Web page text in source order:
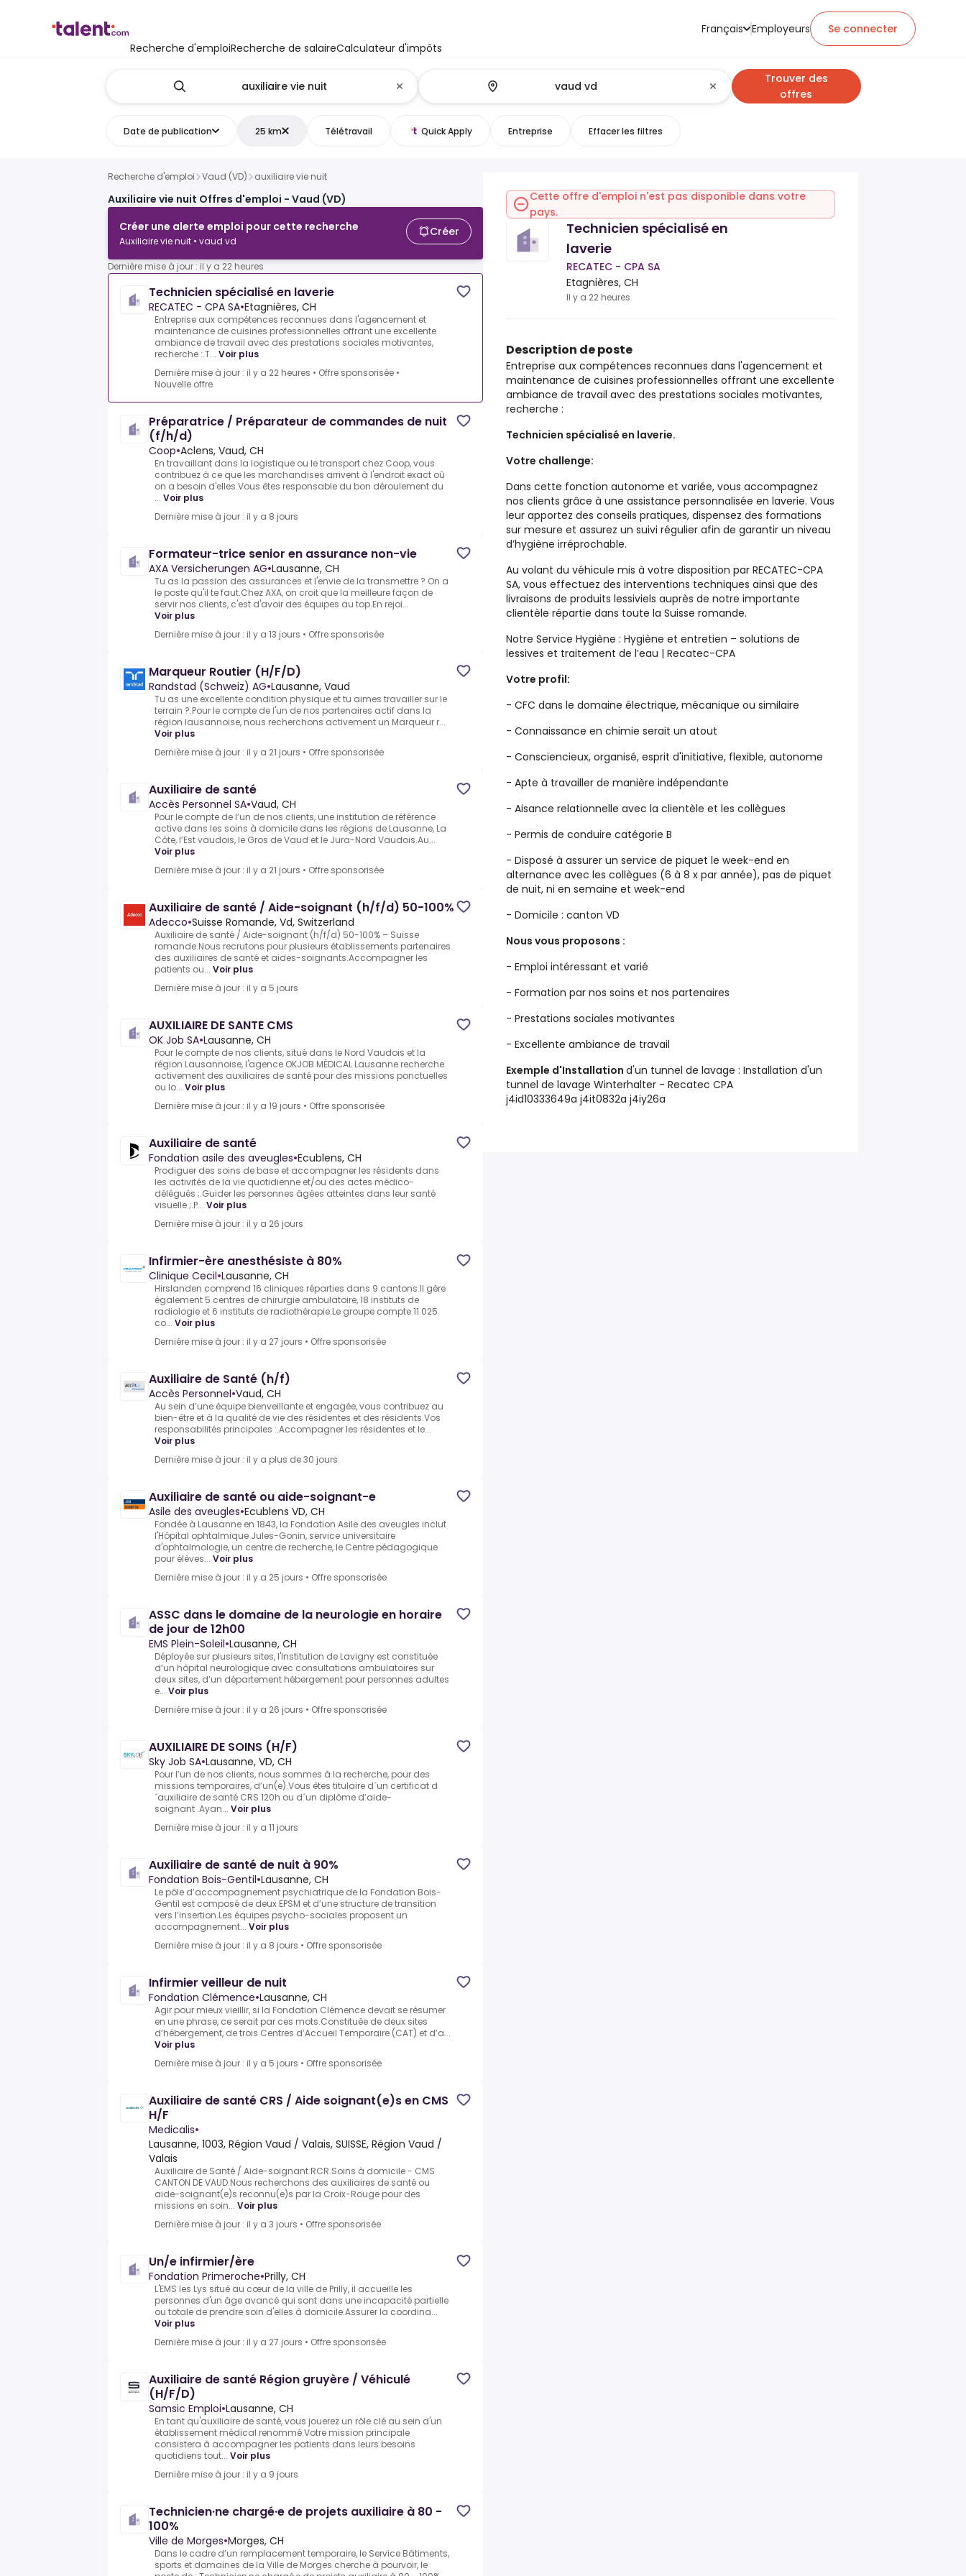
Recherche d'emploiRecherche de salaireCalculateur d'impôts
Français Employeurs Se connecter
Trouver des
offres
Date de publication 25 km Télétravail Quick Apply Entreprise Effacer les filtres
Recherche d'emploi Vaud (VD) auxiliaire vie nuit
Auxiliaire vie nuit Offres d'emploi - Vaud (VD)
Créer une alerte emploi pour cette recherche
Auxiliaire vie nuit • vaud vd
Créer
Dernière mise à jour : il y a 22 heures
Technicien spécialisé en laverie
RECATEC - CPA SA•Etagnières, CH
Entreprise aux compétences reconnues dans l'agencement et
maintenance de cuisines professionnelles offrant une excellente
ambiance de travail avec des prestations sociales motivantes,
recherche :.T... Voir plus
Dernière mise à jour : il y a 22 heures • Offre sponsorisée •
Nouvelle offre
Préparatrice / Préparateur de commandes de nuit
(f/h/d)
Coop•Aclens, Vaud, CH
En travaillant dans la logistique ou le transport chez Coop, vous
contribuez à ce que les marchandises arrivent à l'endroit exact où
on a besoin d'elles.Vous êtes responsable du bon déroulement du
... Voir plus
Dernière mise à jour : il y a 8 jours
Formateur-trice senior en assurance non-vie
AXA Versicherungen AG•Lausanne, CH
Tu as la passion des assurances et l'envie de la transmettre ? On a
le poste qu'il te faut.Chez AXA, on croit que la meilleure façon de
servir nos clients, c'est d'avoir des équipes au top.En rejoi...
Voir plus
Dernière mise à jour : il y a 13 jours • Offre sponsorisée
Marqueur Routier (H/F/D)
Randstad (Schweiz) AG•Lausanne, Vaud
Tu as une excellente condition physique et tu aimes travailler sur le
terrain ?.Pour le compte de l'un de nos partenaires actif dans la
région lausannoise, nous recherchons activement un Marqueur r...
Voir plus
Dernière mise à jour : il y a 21 jours • Offre sponsorisée
Auxiliaire de santé
Accès Personnel SA•Vaud, CH
Pour le compte de l’un de nos clients, une institution de référence
active dans les soins à domicile dans les régions de.Lausanne, La
Côte, l’Est vaudois, le Gros de Vaud et le Jura-Nord Vaudois.Au...
Voir plus
Dernière mise à jour : il y a 21 jours • Offre sponsorisée
Auxiliaire de santé / Aide-soignant (h/f/d) 50-100%
Adecco•Suisse Romande, Vd, Switzerland
Auxiliaire de santé / Aide-soignant (h/f/d) 50-100% – Suisse
romande.Nous recrutons pour plusieurs établissements partenaires
des auxiliaires de santé et aides-soignants.Accompagner les
patients ou... Voir plus
Dernière mise à jour : il y a 5 jours
AUXILIAIRE DE SANTE CMS
OK Job SA•Lausanne, CH
Pour le compte de nos clients, situé dans le Nord Vaudois et la
région Lausannoise, l'agence OKJOB MÉDICAL Lausanne recherche
activement des auxiliaires de santé pour des missions ponctuelles
ou lo... Voir plus
Dernière mise à jour : il y a 19 jours • Offre sponsorisée
Auxiliaire de santé
Fondation asile des aveugles•Ecublens, CH
Prodiguer des soins de base et accompagner les résidents dans
les activités de la vie quotidienne et/ou des actes médico-
délégués ;.Guider les personnes âgées atteintes dans leur santé
visuelle ;.P... Voir plus
Dernière mise à jour : il y a 26 jours
Infirmier-ère anesthésiste à 80%
Clinique Cecil•Lausanne, CH
Hirslanden comprend 16 cliniques réparties dans 9 cantons.Il gère
également 5 centres de chirurgie ambulatoire, 18 instituts de
radiologie et 6 instituts de radiothérapie.Le groupe compte 11 025
co... Voir plus
Dernière mise à jour : il y a 27 jours • Offre sponsorisée
Auxiliaire de Santé (h/f)
Accès Personnel•Vaud, CH
Au sein d’une équipe bienveillante et engagée, vous contribuez au
bien-être et à la qualité de vie des résidentes et des résidents.Vos
responsabilités principales :.Accompagner les résidentes et le...
Voir plus
Dernière mise à jour : il y a plus de 30 jours
Auxiliaire de santé ou aide-soignant-e
Asile des aveugles•Ecublens VD, CH
Fondée à Lausanne en 1843, la Fondation Asile des aveugles inclut
l'Hôpital ophtalmique Jules-Gonin, service universitaire
d'ophtalmologie, un centre de recherche, le Centre pédagogique
pour élèves... Voir plus
Dernière mise à jour : il y a 25 jours • Offre sponsorisée
ASSC dans le domaine de la neurologie en horaire
de jour de 12h00
EMS Plein-Soleil•Lausanne, CH
Déployée sur plusieurs sites, l'Institution de Lavigny est constituée
d’un hôpital neurologique avec consultations ambulatoires sur
deux sites, d’un département hébergement pour personnes adultes
e... Voir plus
Dernière mise à jour : il y a 26 jours • Offre sponsorisée
AUXILIAIRE DE SOINS (H/F)
Sky Job SA•Lausanne, VD, CH
Pour l’un de nos clients, nous sommes à la recherche, pour des
missions temporaires, d’un(e).Vous êtes titulaire d´un certificat d
´auxiliaire de santé CRS 120h ou d´un diplôme d’aide-
soignant .Ayan... Voir plus
Dernière mise à jour : il y a 11 jours
Auxiliaire de santé de nuit à 90%
Fondation Bois-Gentil•Lausanne, CH
Le pôle d’accompagnement psychiatrique de la Fondation Bois-
Gentil est composé de deux EPSM et d’une structure de transition
vers l’insertion.Les équipes psycho-sociales proposent un
accompagnement... Voir plus
Dernière mise à jour : il y a 8 jours • Offre sponsorisée
Infirmier veilleur de nuit
Fondation Clémence•Lausanne, CH
Agir pour mieux vieillir, si la Fondation Clémence devait se résumer
en une phrase, ce serait par ces mots.Constituée de deux sites
d’hébergement, de trois Centres d’Accueil Temporaire (CAT) et d’a...
Voir plus
Dernière mise à jour : il y a 5 jours • Offre sponsorisée
Auxiliaire de santé CRS / Aide soignant(e)s en CMS
H/F
Medicalis•
Lausanne, 1003, Région Vaud / Valais, SUISSE, Région Vaud /
Valais
Auxiliaire de Santé / Aide-soignant RCR.Soins à domicile - CMS
CANTON DE VAUD.Nous recherchons des auxiliaires de santé ou
aide-soignant(e)s reconnu(e)s par la Croix-Rouge pour des
missions en soin... Voir plus
Dernière mise à jour : il y a 3 jours • Offre sponsorisée
Un/e infirmier/ère
Fondation Primeroche•Prilly, CH
L'EMS les Lys situé au cœur de la ville de Prilly, il accueille les
personnes d'un âge avancé qui sont dans une incapacité partielle
ou totale de prendre soin d'elles à domicile.Assurer la coordina...
Voir plus
Dernière mise à jour : il y a 27 jours • Offre sponsorisée
Auxiliaire de santé Région gruyère / Véhiculé
(H/F/D)
Samsic Emploi•Lausanne, CH
En tant qu'auxiliaire de santé, vous jouerez un rôle clé au sein d'un
établissement médical renommé.Votre mission principale
consistera à accompagner les patients dans leurs besoins
quotidiens tout... Voir plus
Dernière mise à jour : il y a 9 jours
Technicien·ne chargé·e de projets auxiliaire à 80 -
100%
Ville de Morges•Morges, CH
Dans le cadre d’un remplacement temporaire, le Service Bâtiments,
sports et domaines de la Ville de Morges cherche à pourvoir, le
Cette offre d'emploi n'est pas disponible dans votre
pays.
Technicien spécialisé en
laverie
RECATEC - CPA SA
Etagnières, CH
Il y a 22 heures
Description de poste
Entreprise aux compétences reconnues dans l'agencement et
maintenance de cuisines professionnelles offrant une excellente
ambiance de travail avec des prestations sociales motivantes,
recherche :
Technicien spécialisé en laverie.
Votre challenge:
Dans cette fonction autonome et variée, vous accompagnez
nos clients grâce à une assistance personnalisée en laverie. Vous
leur apportez des conseils pratiques, dispensez des formations
sur mesure et assurez un suivi régulier afin de garantir un niveau
d’hygiène irréprochable.
Au volant du véhicule mis à votre disposition par RECATEC-CPA
SA, vous effectuez des interventions techniques ainsi que des
livraisons de produits lessiviels auprès de notre importante
clientèle répartie dans toute la Suisse romande.
Notre Service Hygiène : Hygiène et entretien – solutions de
lessives et traitement de l’eau | Recatec-CPA
Votre profil:
- CFC dans le domaine électrique, mécanique ou similaire
- Connaissance en chimie serait un atout
- Consciencieux, organisé, esprit d'initiative, flexible, autonome
- Apte à travailler de manière indépendante
- Aisance relationnelle avec la clientèle et les collègues
- Permis de conduire catégorie B
- Disposé à assurer un service de piquet le week-end en
alternance avec les collègues (6 à 8 x par année), pas de piquet
de nuit, ni en semaine et week-end
- Domicile : canton VD
Nous vous proposons :
- Emploi intéressant et varié
- Formation par nos soins et nos partenaires
- Prestations sociales motivantes
- Excellente ambiance de travail
Exemple d'Installation d'un tunnel de lavage : Installation d'un
tunnel de lavage Winterhalter - Recatec CPA
j4id10333649a j4it0832a j4iy26a